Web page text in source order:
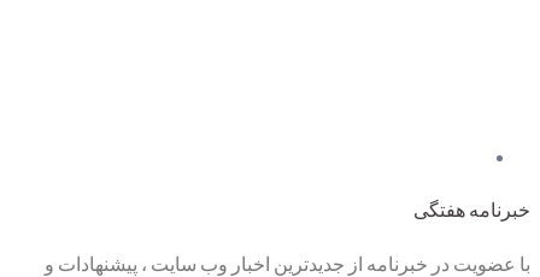
خبرنامه هفتگی
با عضویت در خبرنامه از جدیدترین اخبار وب سایت ، پیشنهادات و